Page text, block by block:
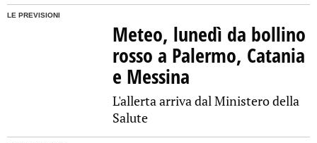
LE PREVISIONI
Meteo, lunedì da bollino
rosso a Palermo, Catania
e Messina
L'allerta arriva dal Ministero della
Salute